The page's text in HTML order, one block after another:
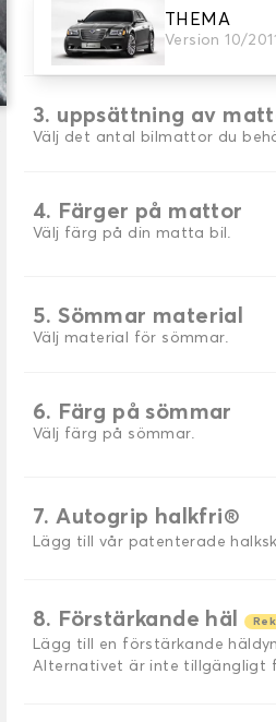
THEMA
Version 10/
2. Material
Välj material för din bilmatta.
3. uppsättning av
Välj det antal bilmattor du
4. Färger på mattor
Välj färg på din matta bil.
5. Sömmar material
Välj material för sömmar.
6. Färg på sömmar
Välj färg på sömmar.
7. Autogrip halkfri®
Lägg till vår patenterade
8. Förstärkande häl
Lägg till en förstärkande
Alternativet är inte tillgängligt